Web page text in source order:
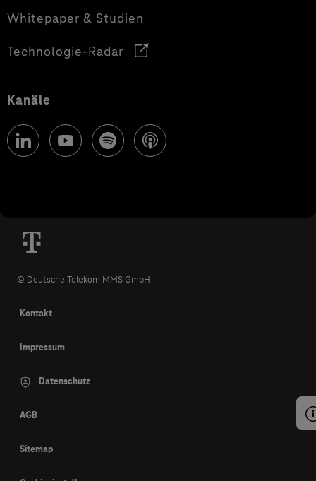
Whitepaper & Studien
Technologie-Radar
Kanäle
© Deutsche Telekom MMS GmbH
Kontakt
Impressum
Datenschutz
AGB
Sitemap